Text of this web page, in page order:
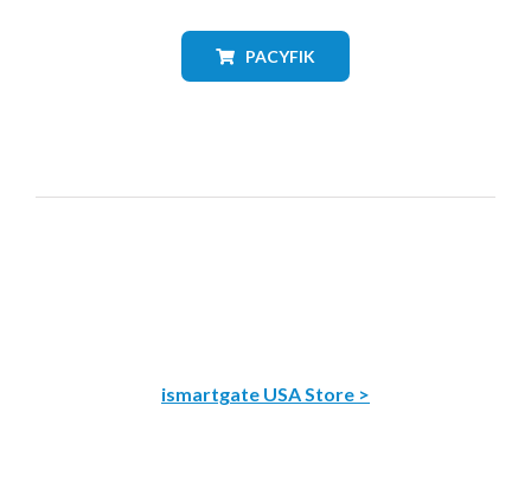
PACYFIK
ismartgate USA Store >